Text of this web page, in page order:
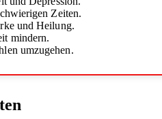
Zeiten.
und Heilung.
mindern.
umzugehen.